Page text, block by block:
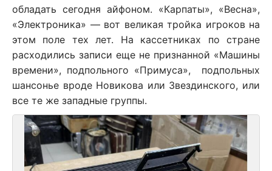
обладать сегодня айфоном. «Карпаты», «Весна»,
«Электроника» — вот великая тройка игроков на
этом поле тех лет. На кассетниках по стране
расходились записи еще не признанной «Машины
времени», подпольного «Примуса», подпольных
шансонье вроде Новикова или Звездинского, или
все те же западные группы.